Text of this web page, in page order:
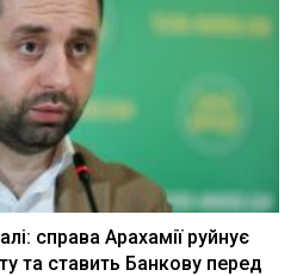
справа Арахамії руйнує
та ставить Банкову перед